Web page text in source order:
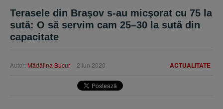
Terasele din Braşov s-au micşorat cu 75 la
sută: O să servim cam 25–30 la sută din
capacitate
ACTUALITATE
Autor: Mădălina Bucur 2 iun 2020